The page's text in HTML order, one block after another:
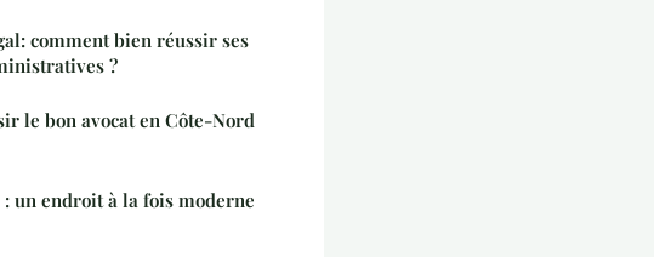
comment bien réussir ses
?
le bon avocat en Côte-Nord
: un endroit à la fois moderne